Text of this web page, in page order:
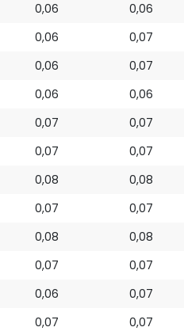
0,06 0,06
0,06 0,07
0,06 0,07
0,06 0,06
0,07 0,07
0,07 0,07
0,08 0,08
0,07 0,07
0,08 0,08
0,07 0,07
0,06 0,07
0,07 0,07